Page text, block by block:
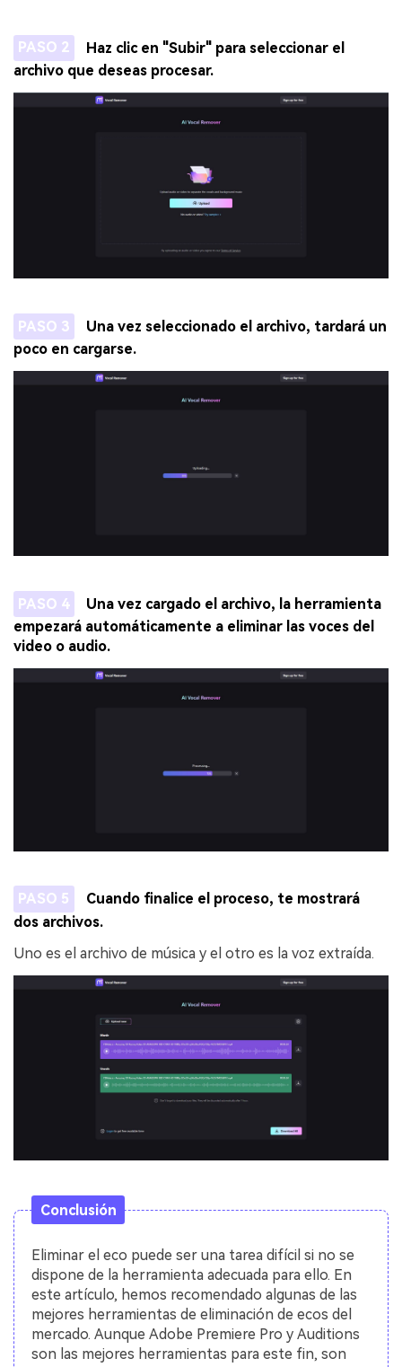
PASO 2
Haz clic en "Subir" para seleccionar el
archivo que deseas procesar.
PASO 3
Una vez seleccionado el archivo, tardará un
poco en cargarse.
PASO 4
Una vez cargado el archivo, la herramienta
empezará automáticamente a eliminar las voces del
video o audio.
PASO 5
Cuando finalice el proceso, te mostrará
dos archivos.
Uno es el archivo de música y el otro es la voz extraída.
Conclusión
Eliminar el eco puede ser una tarea difícil si no se
dispone de la herramienta adecuada para ello. En
este artículo, hemos recomendado algunas de las
mejores herramientas de eliminación de ecos del
mercado. Aunque Adobe Premiere Pro y Auditions
son las mejores herramientas para este fin, son